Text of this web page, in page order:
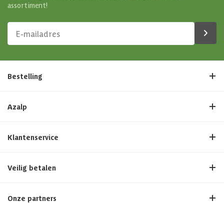
assortiment!
Bestelling
Azalp
Klantenservice
Veilig betalen
Onze partners